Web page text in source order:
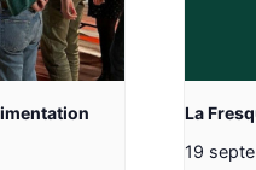
La
19